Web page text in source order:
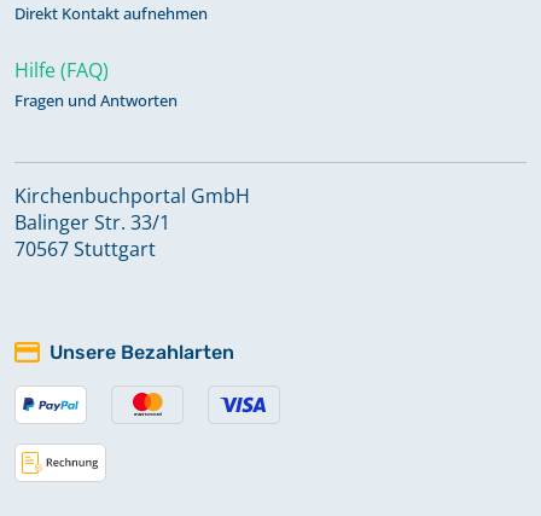
Direkt Kontakt aufnehmen
Hilfe (FAQ)
Fragen und Antworten
Kirchenbuchportal GmbH
Balinger Str. 33/1
70567 Stuttgart
Unsere Bezahlarten